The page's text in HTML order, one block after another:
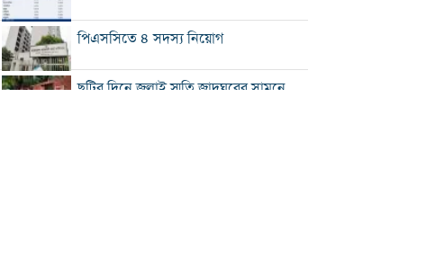
পিএসসিতে ৪ সদস্য নিয়োগ
ছুটির দিনে জুলাই স্মৃতি জাদুঘরের সামনে